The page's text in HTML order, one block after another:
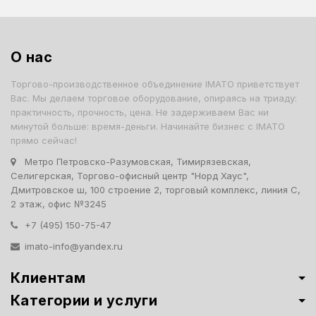
О нас
Торгово-производственное объединение IMATO приветствует
Вас. Мы делаем торговое оборудование, опираясь на триаду:
практичность, прочность, цена. Не задерживаем Вас ни
минутой больше: время-деньги. Начинайте бизнес с IMATO
прямо сейчас!
Метро Петровско-Разумовская, Тимирязевская,
Селигерская, Торгово-офисный центр "Норд Хаус",
Дмитровское ш, 100 строение 2, торговый комплекс, линия С,
2 этаж, офис №3245
+7 (495) 150-75-47
imato-info@yandex.ru
Клиентам
Категории и услуги